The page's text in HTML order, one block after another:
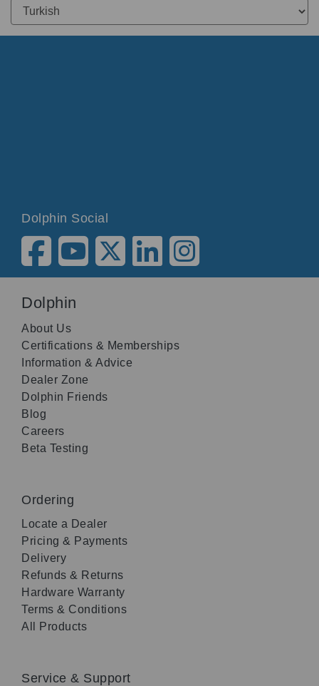
Dolphin Social
Dolphin
About Us
Certifications & Memberships
Information & Advice
Dealer Zone
Dolphin Friends
Blog
Careers
Beta Testing
Ordering
Locate a Dealer
Pricing & Payments
Delivery
Refunds & Returns
Hardware Warranty
Terms & Conditions
All Products
Service & Support